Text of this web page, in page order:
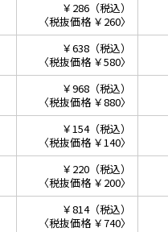
￥286（税込）
〈税抜価格 ￥260〉
￥638（税込）
〈税抜価格 ￥580〉
￥968（税込）
〈税抜価格 ￥880〉
￥154（税込）
〈税抜価格 ￥140〉
￥220（税込）
〈税抜価格 ￥200〉
￥814（税込）
〈税抜価格 ￥740〉